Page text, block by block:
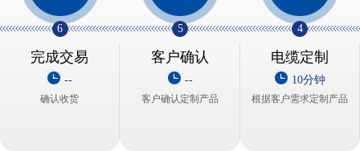
4
电缆定制
10分钟
根据客户需求定制产品
5
客户确认
--
客户确认定制产品
6
完成交易
--
确认收货